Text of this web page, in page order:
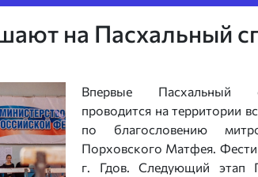
на Пасхальный
Впервые Пасхальный
проводится на территории
по благословению
Порховского Матфея.
г. Гдов. Следующий этап